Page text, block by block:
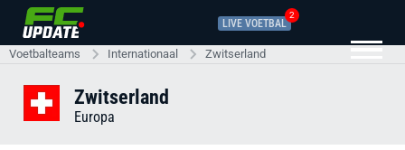
LIVE VOETBAL
2
Voetbalteams Internationaal Zwitserland
Zwitserland
Europa